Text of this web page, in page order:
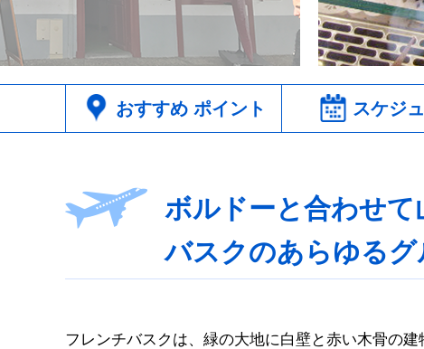
おすすめポイント スケジ
ボルドーと合わせて
バスクのあらゆる
フレンチバスクは、緑の大地に白壁と赤い木骨の